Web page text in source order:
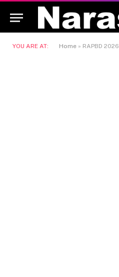
YOU ARE AT: Home » RAPBD 2026